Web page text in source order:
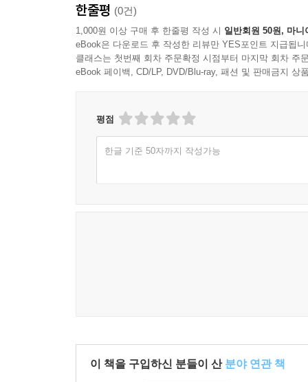
한줄평 (0건)
1,000원 이상 구매 후 한줄평 작성 시 일반회원 50원, 마니
eBook은 다운로드 후 작성한 리뷰만 YES포인트 지급됩니
클래스는 첫번째 회차 주문확정 시점부터 마지막 회차 주
eBook 페이백, CD/LP, DVD/Blu-ray, 패션 및 판매금지 상
평점
한글 기준 50자까지 작성가능
이 책을 구입하신 분들이 산 분야 연관 책